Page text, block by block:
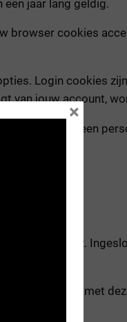
jaar lang geldig.
browser cookies
Login cookies
van jouw account,
bevat geen
berichten, enz.
je interactie met
×